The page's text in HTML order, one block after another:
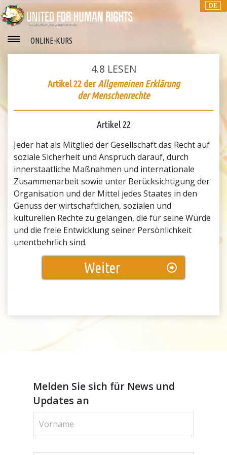
DE
ONLINE-KURS
4.8 LESEN
Artikel 22 derAllgemeinen Erklärung
der Menschenrechte
Artikel 22
Jeder hat als Mitglied der Gesellschaft das Recht auf
soziale Sicherheit und Anspruch darauf, durch
innerstaatliche Maßnahmen und internationale
Zusammenarbeit sowie unter Berücksichtigung der
Organisation und der Mittel jedes Staates in den
Genuss der wirtschaftlichen, sozialen und
kulturellen Rechte zu gelangen, die für seine Würde
und die freie Entwicklung seiner Persönlichkeit
unentbehrlich sind.
Weiter
Melden Sie sich für News und
Updates an